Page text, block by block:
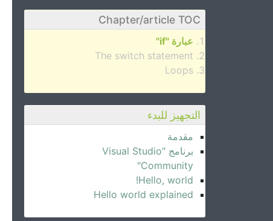
Chapter/article TOC
عبارة "if"
The switch statement
Loops
التجهيز للبدء
مقدمة
برنامج "Visual Studio
Community"
Hello, world!
Hello world explained